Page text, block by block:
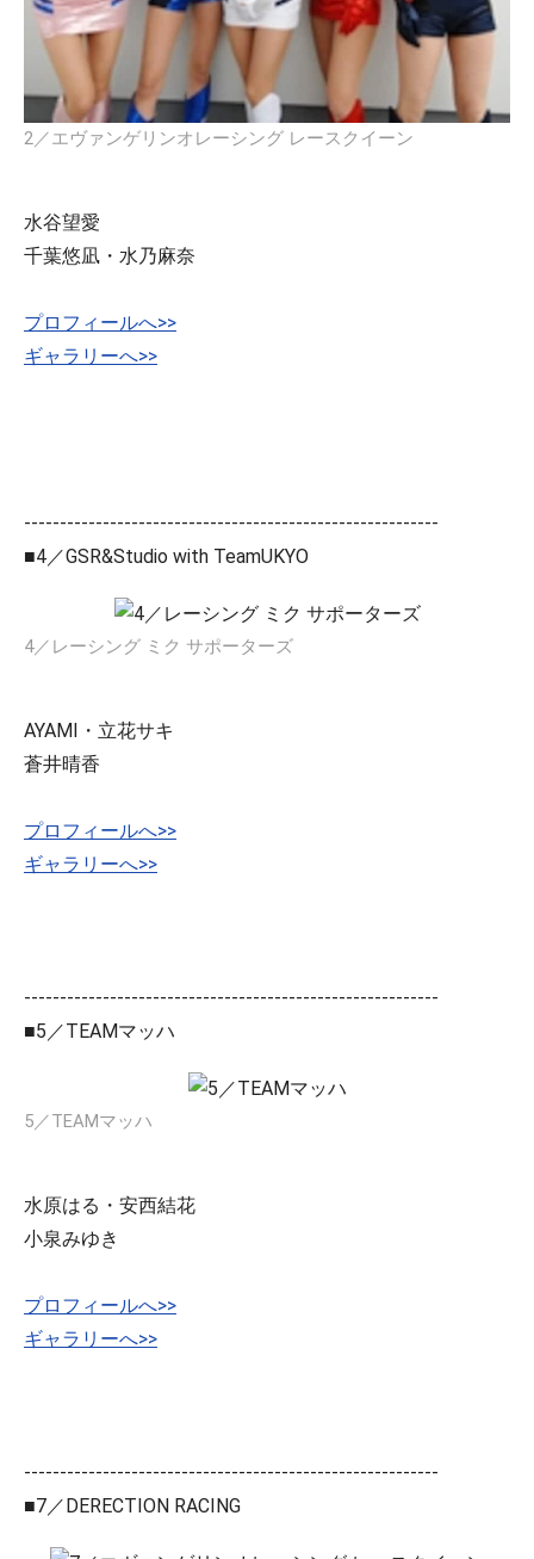
2／エヴァンゲリンオレーシング レースクイーン
水谷望愛
千葉悠凪・水乃麻奈
プロフィールへ>>
ギャラリーへ>>
----------------------------------------------------------
■4／GSR&Studio with TeamUKYO
4／レーシング ミク サポーターズ
AYAMI・立花サキ
蒼井晴香
プロフィールへ>>
ギャラリーへ>>
----------------------------------------------------------
■5／TEAMマッハ
5／TEAMマッハ
水原はる・安西結花
小泉みゆき
プロフィールへ>>
ギャラリーへ>>
----------------------------------------------------------
■7／DERECTION RACING